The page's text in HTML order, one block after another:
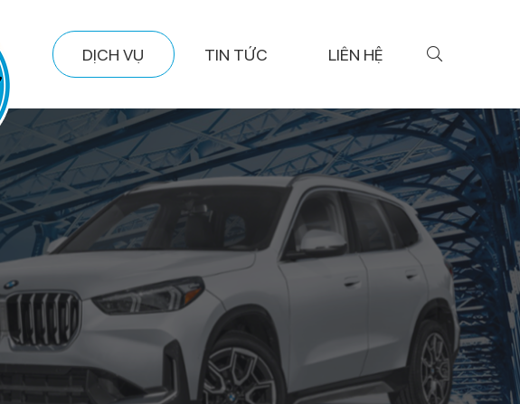
DỊCH VỤ TIN TỨC LIÊN HỆ